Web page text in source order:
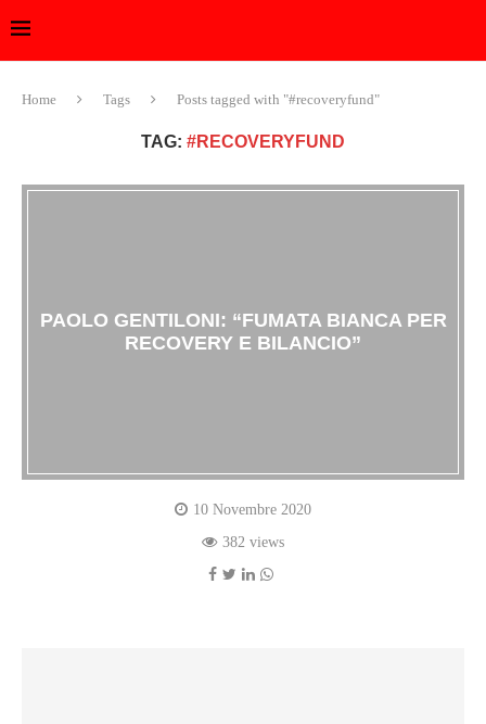
Home Tags Posts tagged with "#recoveryfund"
TAG: #RECOVERYFUND
PAOLO GENTILONI: “FUMATA BIANCA PER
RECOVERY E BILANCIO”
10 Novembre 2020
382 views